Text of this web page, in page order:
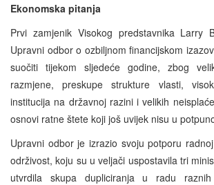
Ekonomska pitanja
Prvi zamjenik Visokog predstavnika Larry
Upravni odbor o ozbiljnom financijskom
suočiti tijekom sljedeće godine, zbog
razmjene, preskupe strukture vlasti,
institucija na državnoj razini i velikih
osnovi ratne štete koji još uvijek nisu u
Upravni odbor je izrazio svoju potporu
održivost, koju su u veljači uspostavila tri
utvrdila skupa dupliciranja u radu